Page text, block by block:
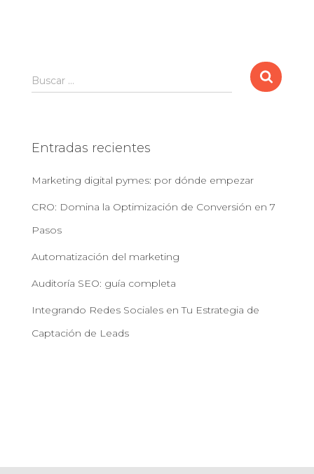
B
u
r
Buscar …
Entradas recientes
Marketing digital pymes: por dónde empezar
CRO: Domina la Optimización de Conversión en 7
Pasos
Automatización del marketing
Auditoría SEO: guía completa
Integrando Redes Sociales en Tu Estrategia de
Captación de Leads